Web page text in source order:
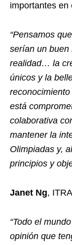
importantes en
“Pensamos
serían un buen
realidad… la
únicos y la
está
colaborativa
mantener la
Olimpiadas y,
principios y
Janet Ng,
“Todo el
opinión que